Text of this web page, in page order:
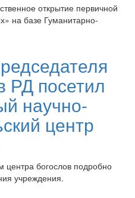
открытие первичной
на базе Гуманитарно-
РД посетил
научно-
центр
центра богослов подробно
учреждения.